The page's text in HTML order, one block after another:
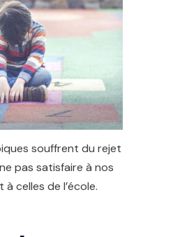
souffrent du rejet
pas satisfaire à nos
celles de l’école.